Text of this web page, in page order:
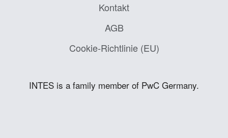
Kontakt
AGB
Cookie-Richtlinie (EU)
INTES is a family member of PwC Germany.